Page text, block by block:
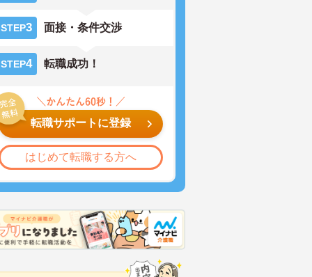
STEP3 面接・条件交渉
STEP4 転職成功！
転職サポートに登録
はじめて転職する方へ